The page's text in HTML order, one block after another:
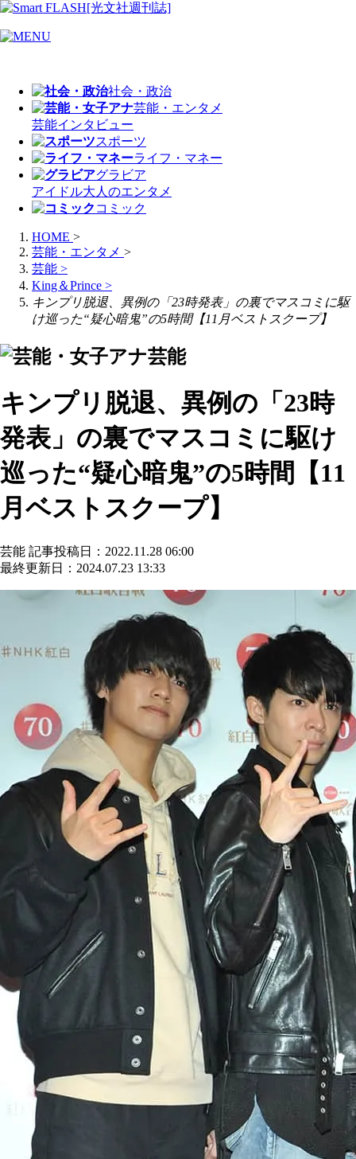
社会・政治
芸能・エンタメ
芸能インタビュー
スポーツ
ライフ・マネー
グラビア
アイドル大人のエンタメ
コミック
HOME >
芸能・エンタメ >
芸能 >
King＆Prince >
キンプリ脱退、異例の「23時発表」の裏でマスコミに駆
け巡った“疑心暗鬼”の5時間【11月ベストスクープ】
芸能
キンプリ脱退、異例の「23時
発表」の裏でマスコミに駆け
巡った“疑心暗鬼”の5時間【11
月ベストスクープ】
芸能 記事投稿日：2022.11.28 06:00
最終更新日：2024.07.23 13:33